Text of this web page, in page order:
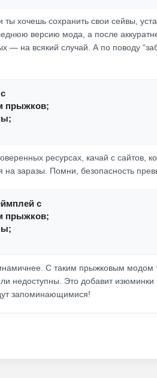
ты хочешь сохранить свои сейвы,
версию мода, а после
— на всякий случай. А по поводу
прыжков;
ресурсах, качай с сайтов,
на заразы. Помни, безопасность
с
прыжков;
С таким прыжковым модом
недоступны. Это добавит
запоминающимися!